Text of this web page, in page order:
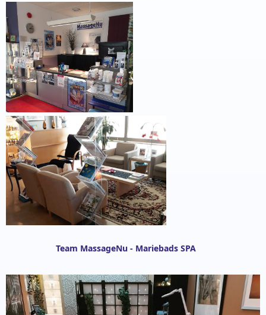
Team MassageNu - Mariebads SPA